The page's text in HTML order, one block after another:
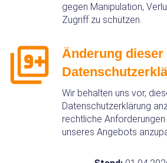
gegen Manipulation,
Zugriff zu schützen.
Änderung dieser
Wir behalten uns vor,
Datenschutzerklärung
rechtliche
unseres Angebots